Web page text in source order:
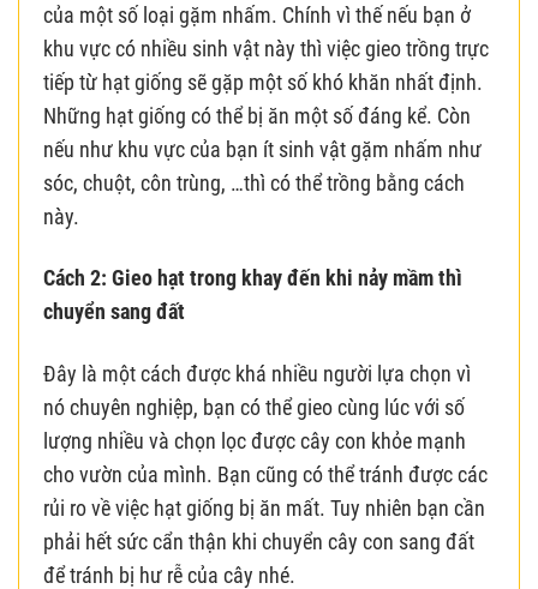
của một số loại gặm nhấm. Chính vì thế nếu bạn ở
khu vực có nhiều sinh vật này thì việc gieo trồng trực
tiếp từ hạt giống sẽ gặp một số khó khăn nhất định.
Những hạt giống có thể bị ăn một số đáng kể. Còn
nếu như khu vực của bạn ít sinh vật gặm nhấm như
sóc, chuột, côn trùng, …thì có thể trồng bằng cách
này.
Cách 2: Gieo hạt trong khay đến khi nảy mầm thì
chuyển sang đất
Đây là một cách được khá nhiều người lựa chọn vì
nó chuyên nghiệp, bạn có thể gieo cùng lúc với số
lượng nhiều và chọn lọc được cây con khỏe mạnh
cho vườn của mình. Bạn cũng có thể tránh được các
rủi ro về việc hạt giống bị ăn mất. Tuy nhiên bạn cần
phải hết sức cẩn thận khi chuyển cây con sang đất
để tránh bị hư rễ của cây nhé.